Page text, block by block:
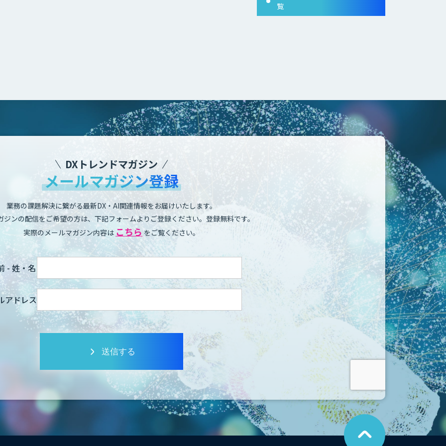
覧
DXトレンドマガジン
メールマガジン登録
業務の課題解決に繋がる最新DX・AI関連情報をお届けいたします。
ジンの配信をご希望の方は、下記フォームよりご登録ください。登録無料です。
実際のメールマガジン内容は こちら をご覧ください。
- 姓・名
アドレス
送信する
こ
の
ペ
ー